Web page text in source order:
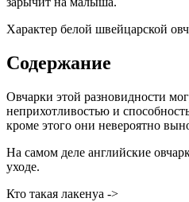
Характер белой швейцарской
Содержание
Овчарки этой разновидности
неприхотливостью и
кроме этого они невероятно
На самом деле английские
уходе.
Кто такая лакенуа ->